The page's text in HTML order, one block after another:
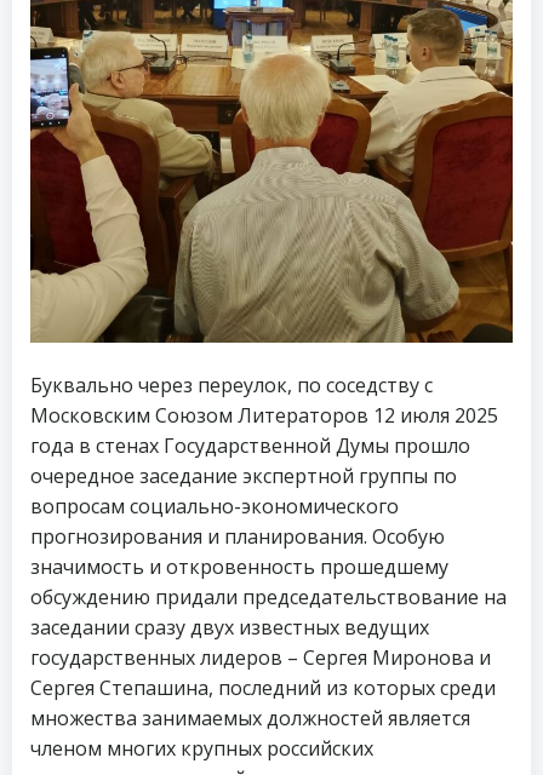
Буквально через переулок, по соседству с
Московским Союзом Литераторов 12 июля 2025
года в стенах Государственной Думы прошло
очередное заседание экспертной группы по
вопросам социально-экономического
прогнозирования и планирования. Особую
значимость и откровенность прошедшему
обсуждению придали председательствование на
заседании сразу двух известных ведущих
государственных лидеров – Сергея Миронова и
Сергея Степашина, последний из которых среди
множества занимаемых должностей является
членом многих крупных российских